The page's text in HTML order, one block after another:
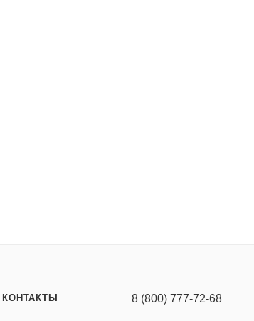
КОНТАКТЫ 8 (800) 777-72-68